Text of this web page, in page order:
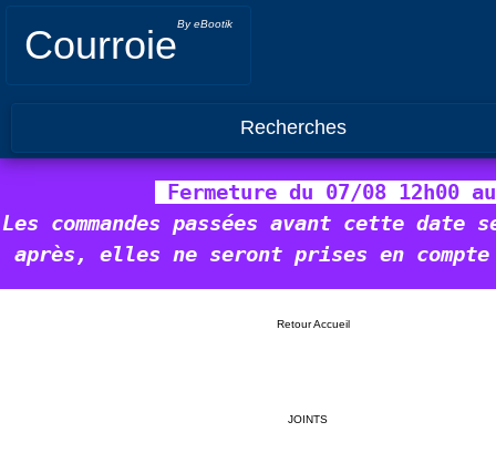
CourroieBy eBootik
Recherches
Fermeture du 07/08 12h00
Les commandes passées avant cette
après, elles ne seront prises en
Retour Accueil
JOINTS